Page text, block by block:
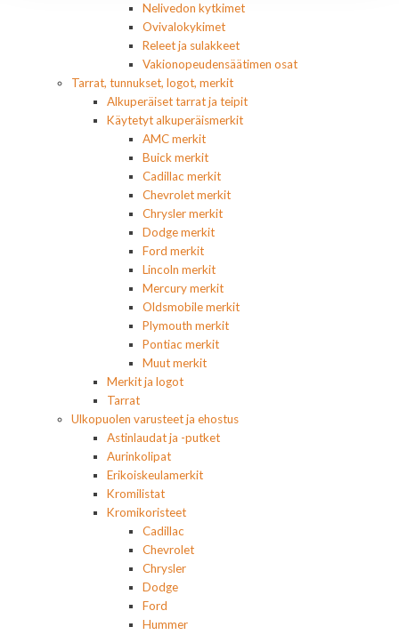
Nelivedon kytkimet
Ovivalokykimet
Releet ja sulakkeet
Vakionopeudensäätimen osat
Tarrat, tunnukset, logot, merkit
Alkuperäiset tarrat ja teipit
Käytetyt alkuperäismerkit
AMC merkit
Buick merkit
Cadillac merkit
Chevrolet merkit
Chrysler merkit
Dodge merkit
Ford merkit
Lincoln merkit
Mercury merkit
Oldsmobile merkit
Plymouth merkit
Pontiac merkit
Muut merkit
Merkit ja logot
Tarrat
Ulkopuolen varusteet ja ehostus
Astinlaudat ja -putket
Aurinkolipat
Erikoiskeulamerkit
Kromilistat
Kromikoristeet
Cadillac
Chevrolet
Chrysler
Dodge
Ford
Hummer